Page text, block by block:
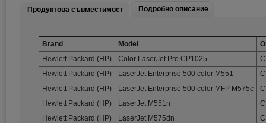
Продуктова съвместимост Подробно описание
Brand Model
Hewlett Packard (HP)
Color LaserJet Pro CP1025
Hewlett Packard (HP)
LaserJet Enterprise 500 color M551
Hewlett Packard (HP)
LaserJet Enterprise 500 color MFP M575c
Hewlett Packard (HP)
LaserJet M551n
Hewlett Packard (HP)
LaserJet M575dn